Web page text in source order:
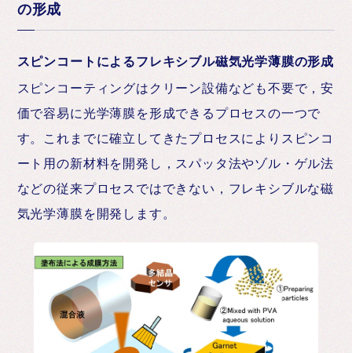
の形成
スピンコートによるフレキシブル磁気光学薄膜の形成
スピンコーティングはクリーン設備なども不要で，安
価で容易に光学薄膜を形成できるプロセスの一つで
す。これまでに確立してきたプロセスによりスピンコ
ート用の新材料を開発し，スパッタ法やゾル・ゲル法
などの従来プロセスではできない，フレキシブルな磁
気光学薄膜を開発します。